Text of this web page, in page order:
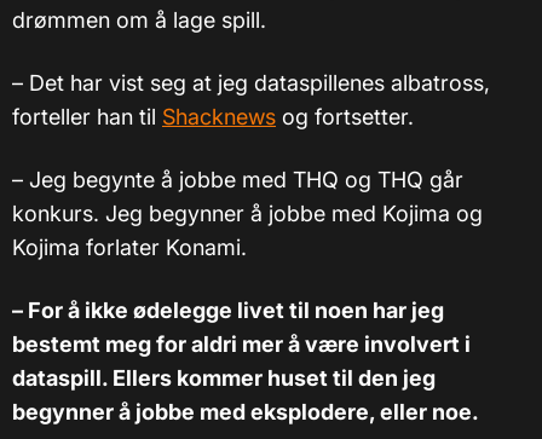
drømmen om å lage spill.
– Det har vist seg at jeg dataspillenes albatross,
forteller han til Shacknews og fortsetter.
– Jeg begynte å jobbe med THQ og THQ går
konkurs. Jeg begynner å jobbe med Kojima og
Kojima forlater Konami.
– For å ikke ødelegge livet til noen har jeg
bestemt meg for aldri mer å være involvert i
dataspill. Ellers kommer huset til den jeg
begynner å jobbe med eksplodere, eller noe.